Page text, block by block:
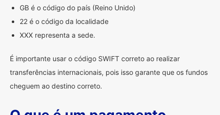
GB é o código do país (Reino Unido)
22 é o código da localidade
XXX representa a sede.
É importante usar o código SWIFT correto ao realizar
transferências internacionais, pois isso garante que os fundos
cheguem ao destino correto.